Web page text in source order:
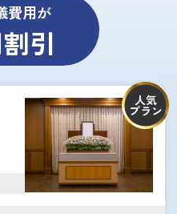
費用が
引
人気
プラン